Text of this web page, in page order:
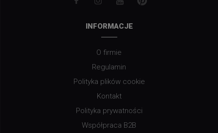
INFORMACJE
O firmie
Regulamin
Polityka plików cookie
Kontakt
Polityka prywatności
Współpraca B2B